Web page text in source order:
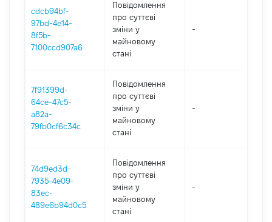
cdcb94bf-
97bd-4e14-
8f5b-
7100ccd907a6
Повідомлення
про суттєві
зміни y
майновому
стані
-
7f91399d-
64ce-47c5-
a82a-
79fb0cf6c34c
Повідомлення
про суттєві
зміни y
майновому
стані
-
74d9ed3d-
7935-4e09-
83ec-
489e6b94d0c5
Повідомлення
про суттєві
зміни y
майновому
стані
-